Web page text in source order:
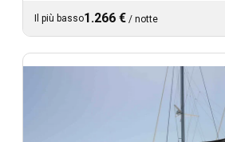
Il più basso1.266 € / notte